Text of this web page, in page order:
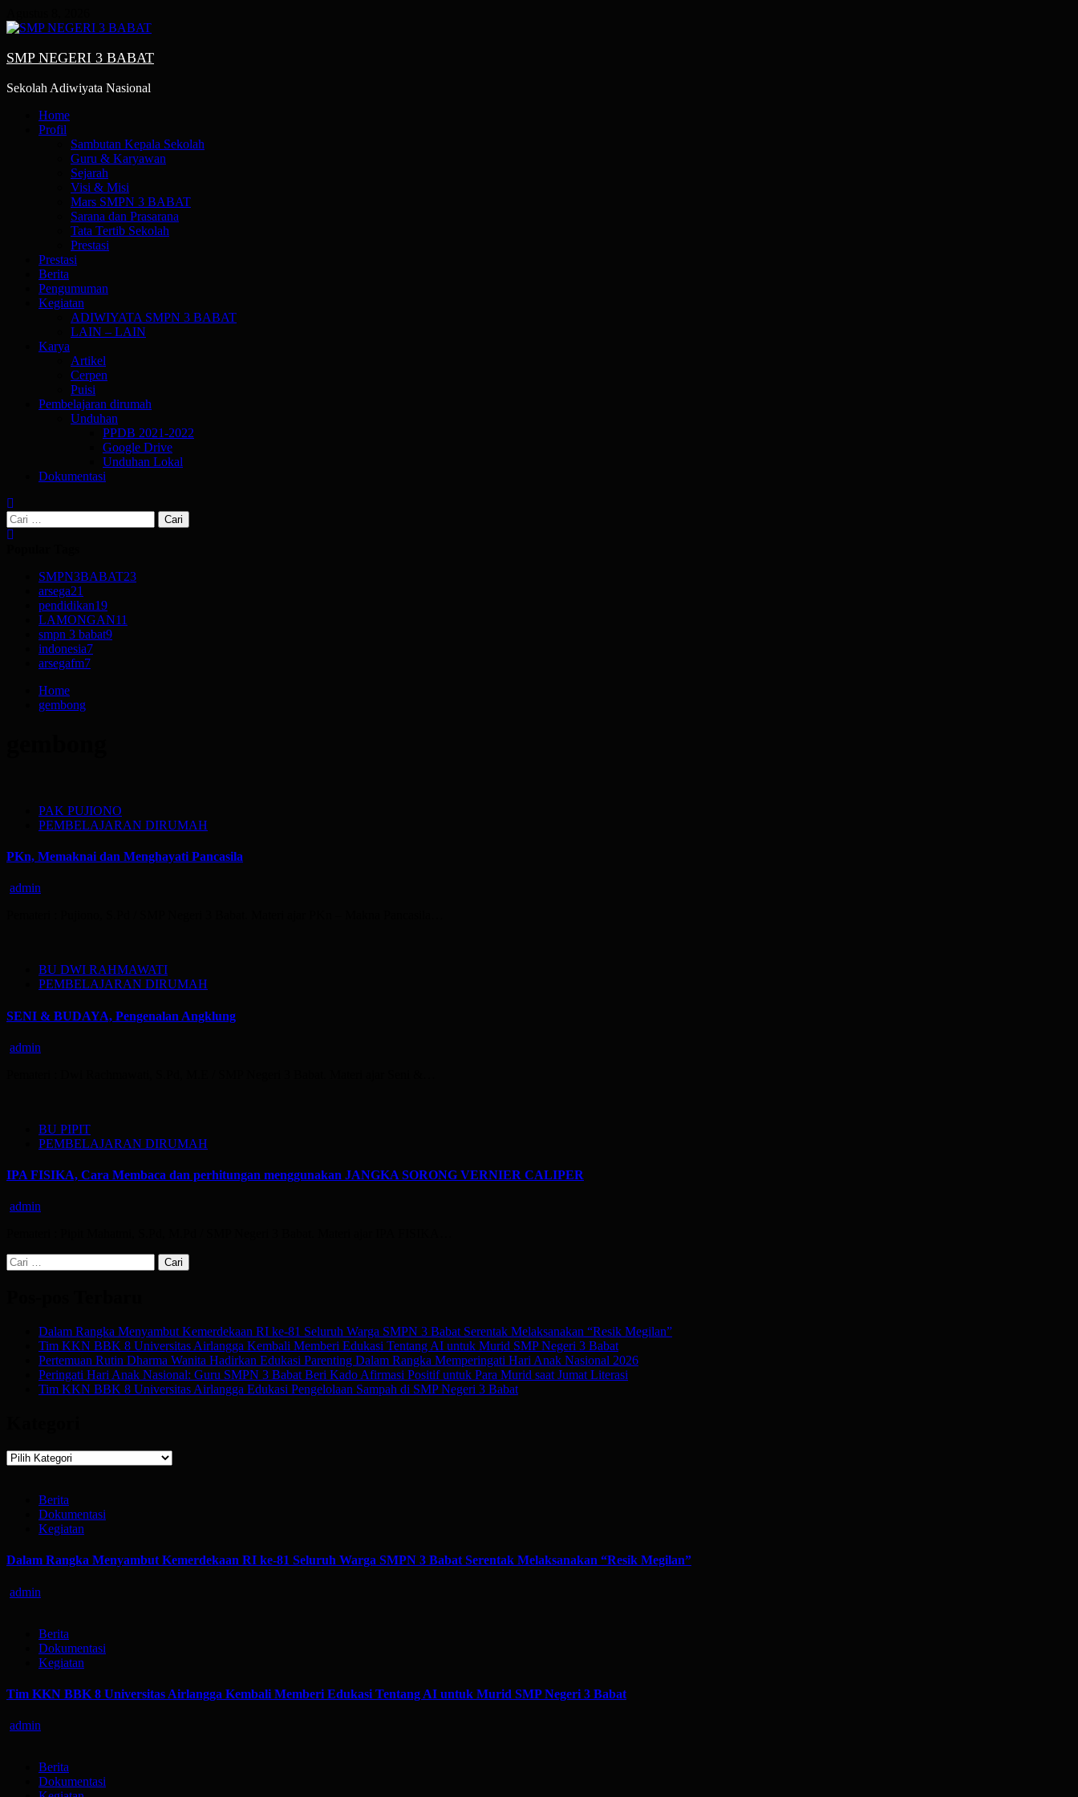
to
SMP NEGERI 3 BABAT
Sekolah Adiwiyata Nasional
PrimaryHome
Profil
Sambutan Kepala Sekolah
Guru & Karyawan
Sejarah
Visi & Misi
Mars SMPN 3 BABAT
Sarana dan Prasarana
Tata Tertib Sekolah
Prestasi
Prestasi
Berita
Pengumuman
Kegiatan
ADIWIYATA SMPN 3 BABAT
LAIN – LAIN
Karya
Artikel
Cerpen
Puisi
Pembelajaran dirumah
Unduhan
PPDB 2021-2022
Google Drive
Unduhan Lokal
Dokumentasi
Cari
untuk:
SMPN3BABAT23
arsega21
pendidikan19
LAMONGAN11
smpn 3 babat9
indonesia7
arsegafm7
Home
gembong
PAK PUJIONO
PEMBELAJARAN DIRUMAH
PKn, Memaknai dan Menghayati Pancasila
admin
BU DWI RAHMAWATI
PEMBELAJARAN DIRUMAH
SENI & BUDAYA, Pengenalan Angklung
admin
BU PIPIT
PEMBELAJARAN DIRUMAH
IPA FISIKA, Cara Membaca dan perhitungan menggunakan JANGKA SORONG VERNIER CALIPER
admin
Cari
untuk:
Dalam Rangka Menyambut Kemerdekaan RI ke-81 Seluruh Warga SMPN 3 Babat Serentak Melaksanakan “Resik Megilan”
Tim KKN BBK 8 Universitas Airlangga Kembali Memberi Edukasi Tentang AI untuk Murid SMP Negeri 3 Babat
Pertemuan Rutin Dharma Wanita Hadirkan Edukasi Parenting Dalam Rangka Memperingati Hari Anak Nasional 2026
Peringati Hari Anak Nasional: Guru SMPN 3 Babat Beri Kado Afirmasi Positif untuk Para Murid saat Jumat Literasi
Tim KKN BBK 8 Universitas Airlangga Edukasi Pengelolaan Sampah di SMP Negeri 3 Babat
Kategori
Berita
Dokumentasi
Kegiatan
Dalam Rangka Menyambut Kemerdekaan RI ke-81 Seluruh Warga SMPN 3 Babat Serentak Melaksanakan “Resik Megilan”
admin
Berita
Dokumentasi
Kegiatan
Tim KKN BBK 8 Universitas Airlangga Kembali Memberi Edukasi Tentang AI untuk Murid SMP Negeri 3 Babat
admin
Berita
Dokumentasi